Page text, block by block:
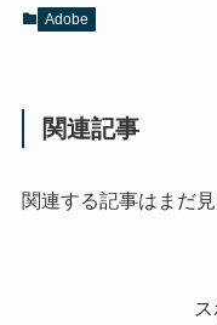
Adobe
関連記事
関連する記事はまだ